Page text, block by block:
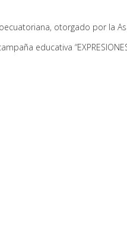
otorgado por la
educativa “EXPRESIONES,